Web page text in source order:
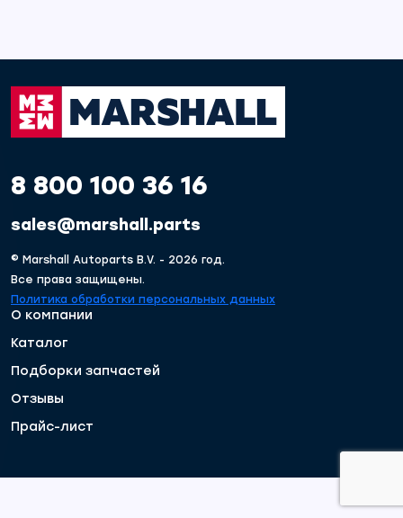
8 800 100 36 16
sales@marshall.parts
© Marshall Autoparts B.V. - 2026 год.
Все права защищены.
Политика обработки персональных данных
О компании
Каталог
Подборки запчастей
Отзывы
Прайс-лист